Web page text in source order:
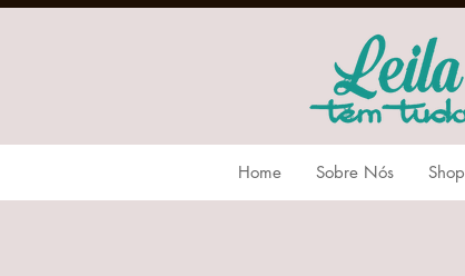
Home Sobre Nós Shop